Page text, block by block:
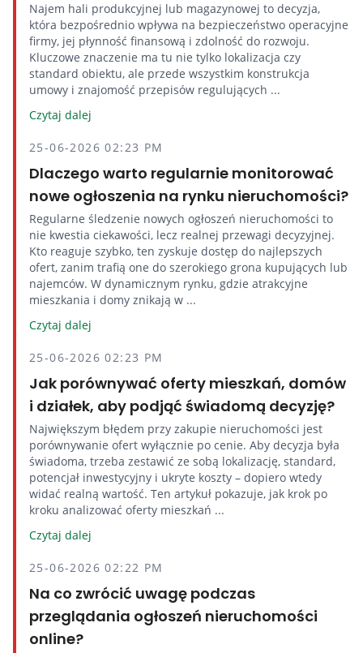
Najem hali produkcyjnej lub magazynowej to decyzja,
która bezpośrednio wpływa na bezpieczeństwo operacyjne
firmy, jej płynność finansową i zdolność do rozwoju.
Kluczowe znaczenie ma tu nie tylko lokalizacja czy
standard obiektu, ale przede wszystkim konstrukcja
umowy i znajomość przepisów regulujących ...
Czytaj dalej
25-06-2026 02:23 PM
Dlaczego warto regularnie monitorować
nowe ogłoszenia na rynku nieruchomości?
Regularne śledzenie nowych ogłoszeń nieruchomości to
nie kwestia ciekawości, lecz realnej przewagi decyzyjnej.
Kto reaguje szybko, ten zyskuje dostęp do najlepszych
ofert, zanim trafią one do szerokiego grona kupujących lub
najemców. W dynamicznym rynku, gdzie atrakcyjne
mieszkania i domy znikają w ...
Czytaj dalej
25-06-2026 02:23 PM
Jak porównywać oferty mieszkań, domów
i działek, aby podjąć świadomą decyzję?
Największym błędem przy zakupie nieruchomości jest
porównywanie ofert wyłącznie po cenie. Aby decyzja była
świadoma, trzeba zestawić ze sobą lokalizację, standard,
potencjał inwestycyjny i ukryte koszty – dopiero wtedy
widać realną wartość. Ten artykuł pokazuje, jak krok po
kroku analizować oferty mieszkań ...
Czytaj dalej
25-06-2026 02:22 PM
Na co zwrócić uwagę podczas
przeglądania ogłoszeń nieruchomości
online?